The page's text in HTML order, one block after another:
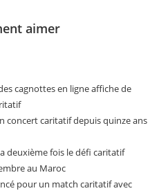
aimer
cagnottes en ligne affiche de
concert caritatif depuis quinze ans
deuxième fois le défi caritatif
au Maroc
pour un match caritatif avec